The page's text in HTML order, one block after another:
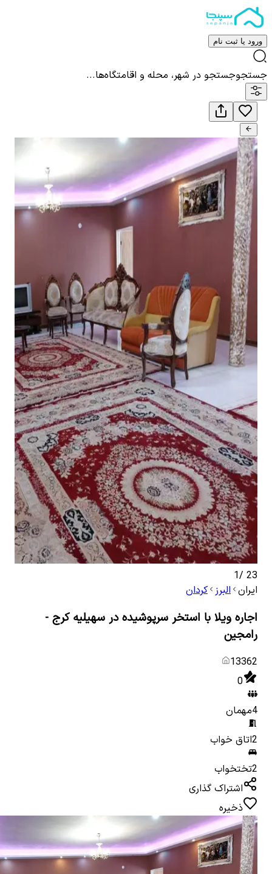
ورود یا ثبت نام
جستجوجستجو در شهر، محله و اقامتگاه‌ها...
23
/
1
ایران البرز کردان
اجاره ویلا با استخر سرپوشیده در سهیلیه کرج -
رامجین
13362
0
4مهمان
2اتاق خواب
2تختخواب
اشتراک گذاری
ذخیره